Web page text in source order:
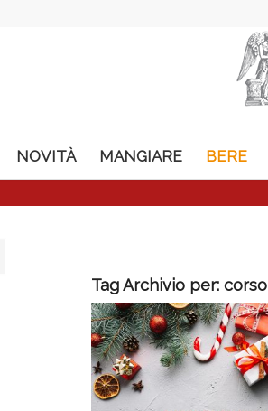
NOVITÀ MANGIARE BERE
Tag Archivio per: corso